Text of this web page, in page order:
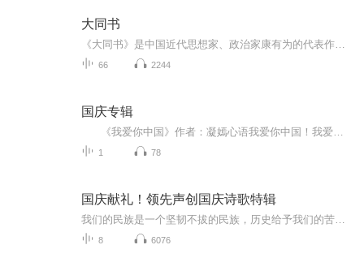
大同书
66 2244
国庆专辑
1 78
国庆献礼！领先声创国庆诗歌特辑
8 6076